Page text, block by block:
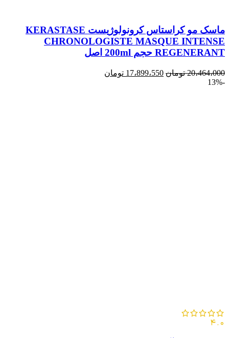
ماسک مو کراستاس کرونولوژیست KERASTASE
CHRONOLOGISTE MASQUE INTENSE
REGENERANT حجم 200ml اصل
20،464،000 تومان 17،899،550 تومان
-13%
4.0